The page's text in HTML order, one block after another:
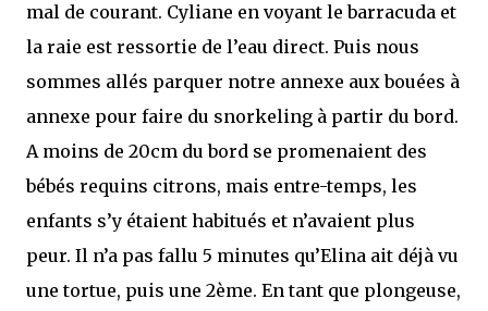
mal de courant. Cyliane en voyant le barracuda et
la raie est ressortie de l’eau direct. Puis nous
sommes allés parquer notre annexe aux bouées à
annexe pour faire du snorkeling à partir du bord.
A moins de 20cm du bord se promenaient des
bébés requins citrons, mais entre-temps, les
enfants s’y étaient habitués et n’avaient plus
peur. Il n’a pas fallu 5 minutes qu’Elina ait déjà vu
une tortue, puis une 2ème. En tant que plongeuse,